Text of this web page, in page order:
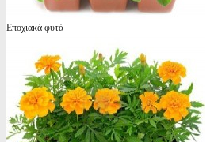
Εποχιακά φυτά